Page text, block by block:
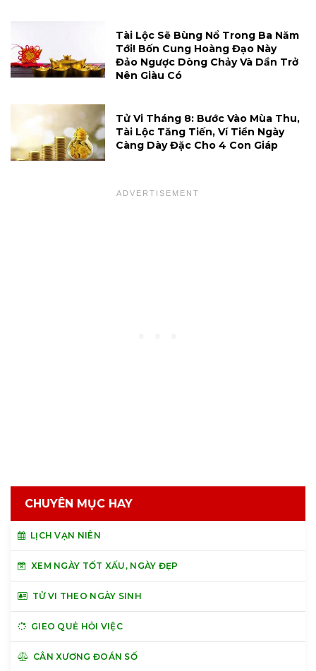
Tài Lộc Sẽ Bùng Nổ Trong Ba Năm
Tới! Bốn Cung Hoàng Đạo Này
Đảo Ngược Dòng Chảy Và Dần Trở
Nên Giàu Có
Tử Vi Tháng 8: Bước Vào Mùa Thu,
Tài Lộc Tăng Tiến, Ví Tiền Ngày
Càng Dày Đặc Cho 4 Con Giáp
CHUYÊN MỤC HAY
LỊCH VẠN NIÊN
XEM NGÀY TỐT XẤU, NGÀY ĐẸP
TỬ VI THEO NGÀY SINH
GIEO QUẺ HỎI VIỆC
CÂN XƯƠNG ĐOÁN SỐ